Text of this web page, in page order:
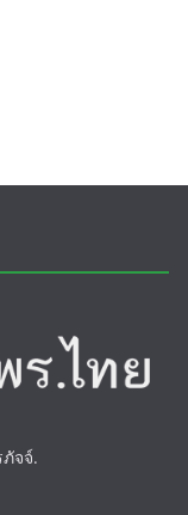
จจ์.